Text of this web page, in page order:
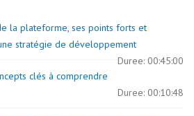
la plateforme, ses points forts et
stratégie de développement
Duree: 00:45:00
clés à comprendre
Duree: 00:10:48